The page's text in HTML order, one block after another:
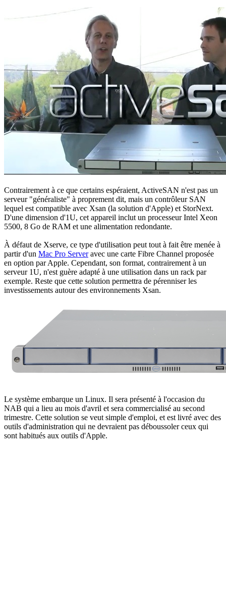
Contrairement à ce que certains espéraient, ActiveSAN n'est pas un
serveur "généraliste" à proprement dit, mais un contrôleur SAN
lequel est compatible avec Xsan (la solution d'Apple) et StorNext.
D'une dimension d'1U, cet appareil inclut un processeur Intel Xeon
5500, 8 Go de RAM et une alimentation redondante.
À défaut de Xserve, ce type d'utilisation peut tout à fait être menée à
partir d'un Mac Pro Serveravec une carte Fibre Channel proposée
en option par Apple. Cependant, son format, contrairement à un
serveur 1U, n'est guère adapté à une utilisation dans un rack par
exemple. Reste que cette solution permettra de pérenniser les
investissements autour des environnements Xsan.
Le système embarque un Linux. Il sera présenté à l'occasion du
NAB qui a lieu au mois d'avril et sera commercialisé au second
trimestre. Cette solution se veut simple d'emploi, et est livré avec des
outils d'administration qui ne devraient pas déboussoler ceux qui
sont habitués aux outils d'Apple.